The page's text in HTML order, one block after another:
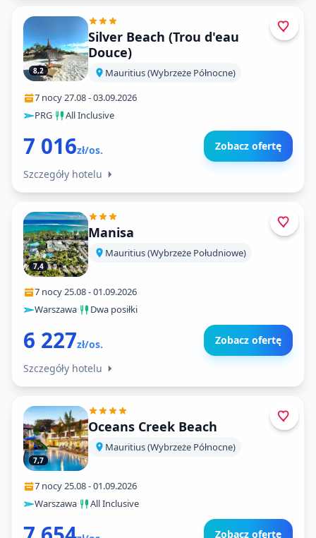
8,2
Silver Beach (Trou d'eau
Douce)
Mauritius (Wybrzeże Północne)
7 nocy·27.08-03.09.2026
PRG· All Inclusive
7 016zł/os. Zobacz ofertę
Szczegóły hotelu
7,4
Manisa
Mauritius (Wybrzeże Południowe)
7 nocy·25.08-01.09.2026
Warszawa· Dwa posiłki
6 227zł/os. Zobacz ofertę
Szczegóły hotelu
7,7
Oceans Creek Beach
Mauritius (Wybrzeże Północne)
7 nocy·25.08-01.09.2026
Warszawa· All Inclusive
Zobacz ofertę